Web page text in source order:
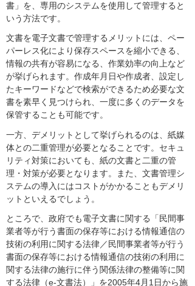
書」を、専用のシステムを使用して管理すると
いう方法です。
文書を電子文書で管理するメリットには、ペー
パーレス化により保存スペースを縮小できる、
情報の共有が容易になる、作業効率の向上など
が挙げられます。作成年月日や作成者、設定し
たキーワードなどで検索ができるため必要な文
書を素早く見つけられ、一度に多くのデータを
保管することも可能です。
一方、デメリットとして挙げられるのは、紙媒
体との二重管理が必要となることです。セキュ
リティ対策においても、紙の文書と二重の管
理・対策が必要となります。また、文書管理シ
ステムの導入にはコストがかかることもデメリ
ットといえるでしょう。
ところで、政府でも電子文書に関する「民間事
業者等が行う書面の保存等における情報通信の
技術の利用に関する法律／民間事業者等が行う
書面の保存等における情報通信の技術の利用に
関する法律の施行に伴う関係法律の整備等に関
する法律（e‐文書法）」を2005年4月1日から施